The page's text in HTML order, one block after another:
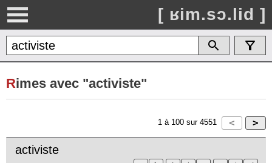
[ ʁim.sɔ.lid ]
Rimes avec "activiste"
1 à 100 sur 4551
activiste